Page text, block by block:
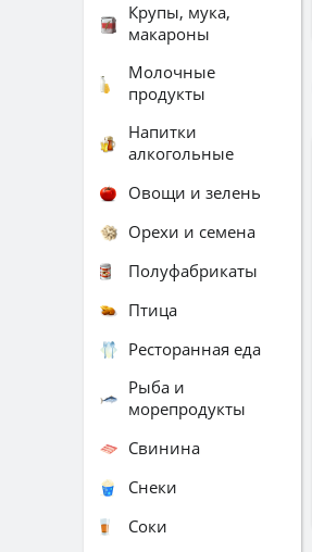
Крупы, мука,
макароны
Молочные
продукты
Напитки
алкогольные
Овощи и зелень
Орехи и семена
Полуфабрикаты
Птица
Ресторанная еда
Рыба и
морепродукты
Свинина
Снеки
Соки